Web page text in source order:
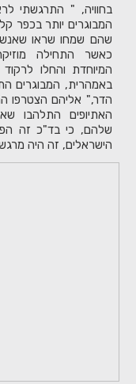
בחוויה, " התרגשתי
המבוגרים יותר בכפר
שהם שמחו שראו
כאשר התחילה
המיוחדת והחלו
באמהרית, המבוגרים
הדר," אליהם הצטרפו
האתיופים התלהבו
שלהם, כי בד"כ זה
הישראלים, זה היה